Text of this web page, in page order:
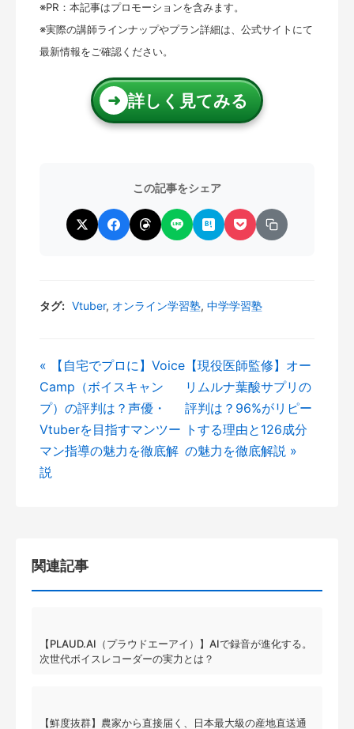
※PR：本記事はプロモーションを含みます。
※実際の講師ラインナップやプラン詳細は、公式サイトにて
最新情報をご確認ください。
➜ 詳しく見てみる
この記事をシェア
タグ: Vtuber, オンライン学習塾, 中学学習塾
« 【自宅でプロに】Voice
Camp（ボイスキャン
プ）の評判は？声優・
Vtuberを目指すマンツー
マン指導の魅力を徹底解
説
【現役医師監修】オー
リムルナ葉酸サプリの
評判は？96%がリピー
トする理由と126成分
の魅力を徹底解説 »
関連記事
【PLAUD.AI（プラウドエーアイ）】AIで録音が進化する。
次世代ボイスレコーダーの実力とは？
【鮮度抜群】農家から直接届く、日本最大級の産地直送通